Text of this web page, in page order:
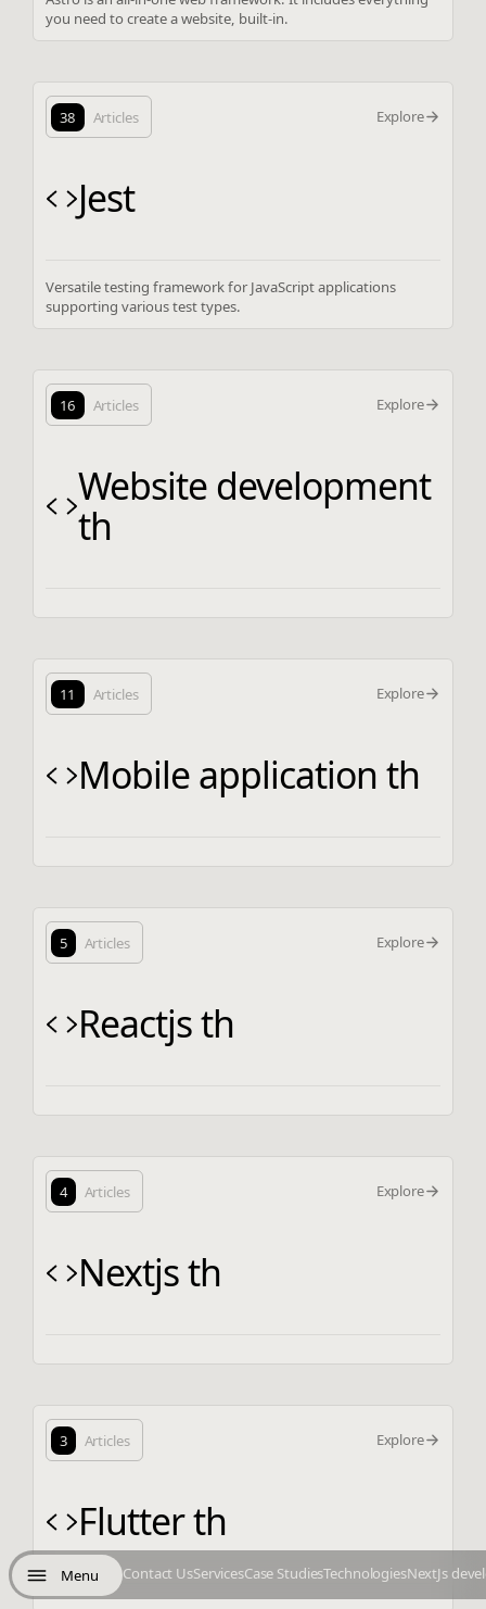
Menu Contact UsServicesCase StudiesTechnologiesNextJs
you need to create a website, built-in.
38 Articles Explore
Jest
Versatile testing framework for JavaScript applications
supporting various test types.
16 Articles Explore
Website development
th
11 Articles Explore
Mobile application th
5 Articles Explore
Reactjs th
4 Articles Explore
Nextjs th
3 Articles Explore
Flutter th